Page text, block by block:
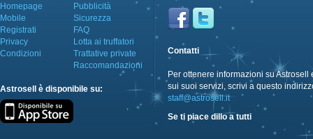
Homepage
Mobile
Registrati
Privacy
Condizioni
Pubblicità
Sicurezza
FAQ
Lotta ai truffatori
Trattative private
Raccomandazioni
Astrosell è disponibile su:
Contatti
Per ottenere informazioni su Astrosell
sui suoi servizi, scrivi a questo
staff@astrosell.it
Se ti piace dillo a tutti